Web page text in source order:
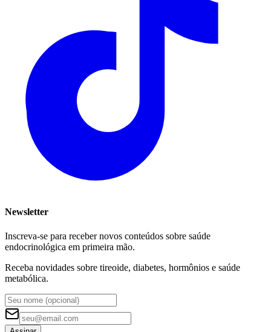
Newsletter
Inscreva-se para receber novos conteúdos sobre saúde
endocrinológica em primeira mão.
Receba novidades sobre tireoide, diabetes, hormônios e saúde
metabólica.